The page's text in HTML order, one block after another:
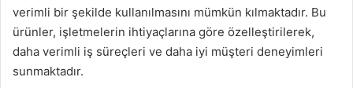
verimli bir şekilde kullanılmasını mümkün kılmaktadır. Bu
ürünler, işletmelerin ihtiyaçlarına göre özelleştirilerek,
daha verimli iş süreçleri ve daha iyi müşteri deneyimleri
sunmaktadır.